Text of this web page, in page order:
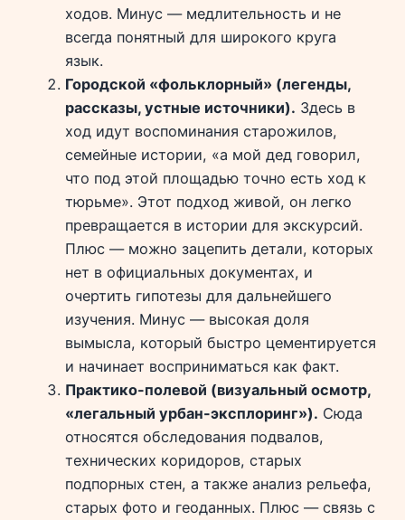
ходов. Минус — медлительность и не
всегда понятный для широкого круга
язык.
Городской «фольклорный» (легенды,
рассказы, устные источники). Здесь в
ход идут воспоминания старожилов,
семейные истории, «а мой дед говорил,
что под этой площадью точно есть ход к
тюрьме». Этот подход живой, он легко
превращается в истории для экскурсий.
Плюс — можно зацепить детали, которых
нет в официальных документах, и
очертить гипотезы для дальнейшего
изучения. Минус — высокая доля
вымысла, который быстро цементируется
и начинает восприниматься как факт.
Практико-полевой (визуальный осмотр,
«легальный урбан-эксплоринг»). Сюда
относятся обследования подвалов,
технических коридоров, старых
подпорных стен, а также анализ рельефа,
старых фото и геоданных. Плюс — связь с